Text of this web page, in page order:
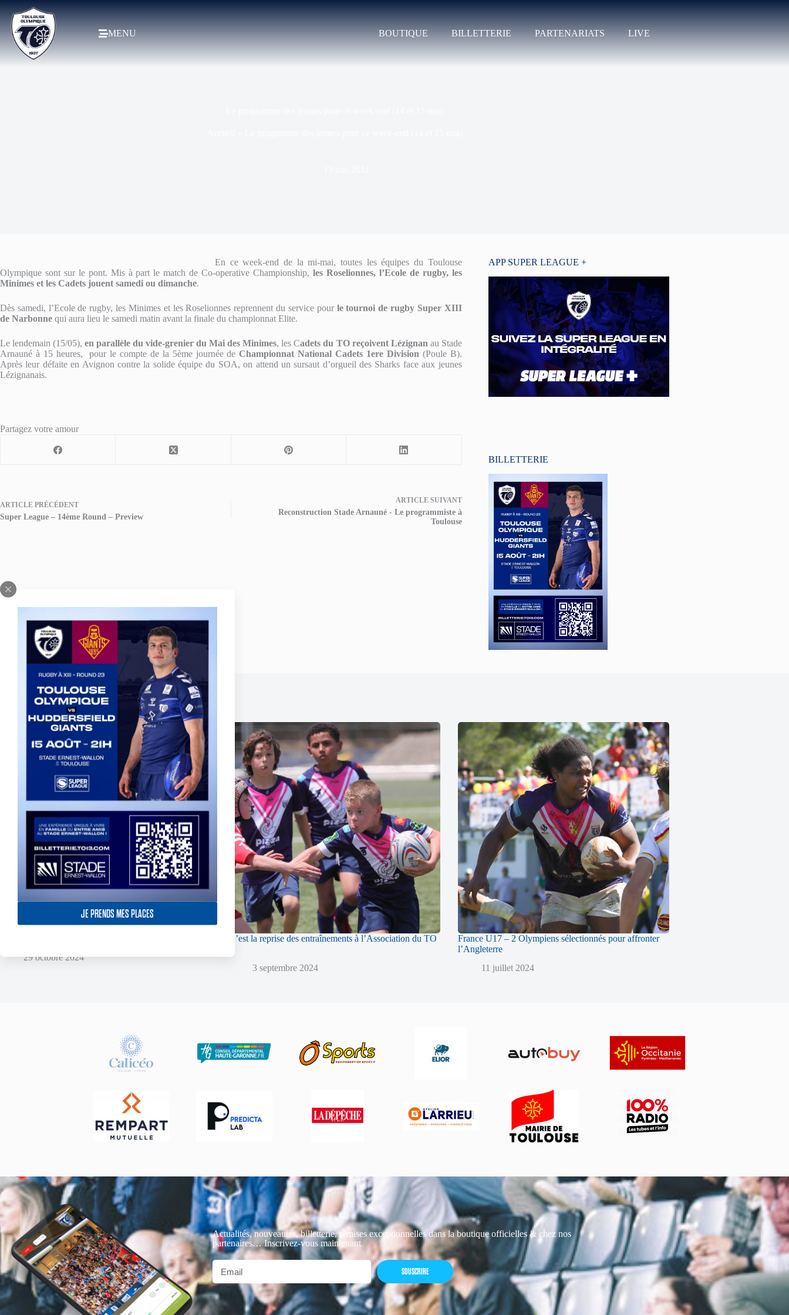
JE PRENDS MES PLACES
MENU BOUTIQUE BILLETTERIE PARTENARIATS LIVE
En ce week-end de la mi-mai, toutes les équipes du Toulouse
Olympique sont sur le pont. Mis à part le match de Co-operative Championship, les Roselionnes, l’Ecole de rugby, les
Minimes et les Cadets jouent samedi ou dimanche.
Dès samedi, l’Ecole de rugby, les Minimes et les Roselionnes reprennent du service pour le tournoi de rugby Super XIII
de Narbonne qui aura lieu le samedi matin avant la finale du championnat Elite.
Le lendemain (15/05),en parallèle du vide-grenier du Mai des Minimes, les Cadets du TO reçoivent Lézignan au Stade
Arnauné à 15 heures, pour le compte de la 5ème journée deChampionnat National Cadets 1ere Division (Poule B).
Après leur défaite en Avignon contre la solide équipe du SOA, on attend un sursaut d’orgueil des Sharks face aux jeunes
Lézignanais.
Partagez votre amour
ARTICLE PRÉCÉDENT
Super League – 14ème Round – Preview
ARTICLESUIVANT
Reconstruction Stade Arnauné - Le programmiste à
Toulouse
APP SUPER LEAGUE +
BILLETTERIE
Publications similaires
29 octobre 2024
C’est la reprise des entraînements à l’Association du TO
3 septembre 2024
France U17 – 2 Olympiens sélectionnés pour affronter
l’Angleterre
11 juillet 2024
Actualités, nouveautés, billetterie, remises exceptionnelles dans la boutique officielles & chez nos
partenaires… Inscrivez-vous maintenant
SOUSCRIRE